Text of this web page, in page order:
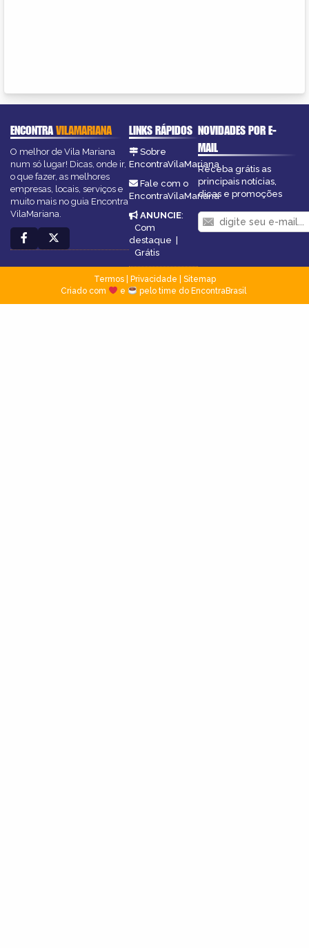
ENCONTRAVILAMARIANA
O melhor de Vila Mariana
num só lugar! Dicas, onde ir,
o que fazer, as melhores
empresas, locais, serviços e
muito mais no guia Encontra
VilaMariana.
LINKS RÁPIDOS
Sobre
EncontraVilaMariana
Fale com o
EncontraVilaMariana
ANUNCIE:
Com
destaque |
Grátis
NOVIDADES POR E-
MAIL
Receba grátis as
principais notícias,
dicas e promoções
Termos| Privacidade
Sitemap
Criado com
e pelo time do EncontraBrasil